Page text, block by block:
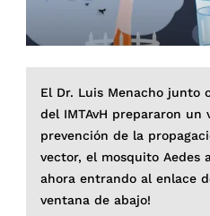
El Dr. Luis Menacho junto
del IMTAvH prepararon un
prevención de la
vector, el mosquito Aedes
ahora entrando al enlace
ventana de abajo!